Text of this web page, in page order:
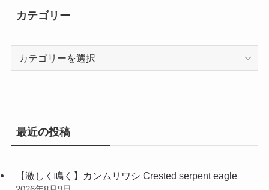
ブ
カテゴリー
最近の投稿
【激しく鳴く】カンムリワシ Crested serpent eagle